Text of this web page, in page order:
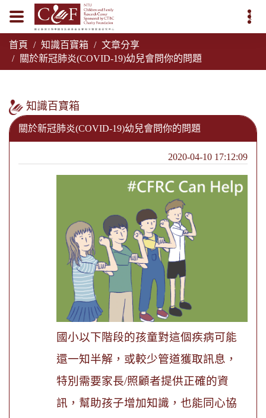
1
首頁 知識百寶箱
文章分享
關於新冠肺炎(COVID-19)幼兒會問你的問題
知識百寶箱
關於新冠肺炎(COVID-19)幼兒會問你的問題
2020-04-10 17:12:09
國小以下階段的孩童對這個疾病可能
還一知半解，或較少管道獲取訊息，
特別需要家長/照顧者提供正確的資
訊，幫助孩子增加知識，也能同心協